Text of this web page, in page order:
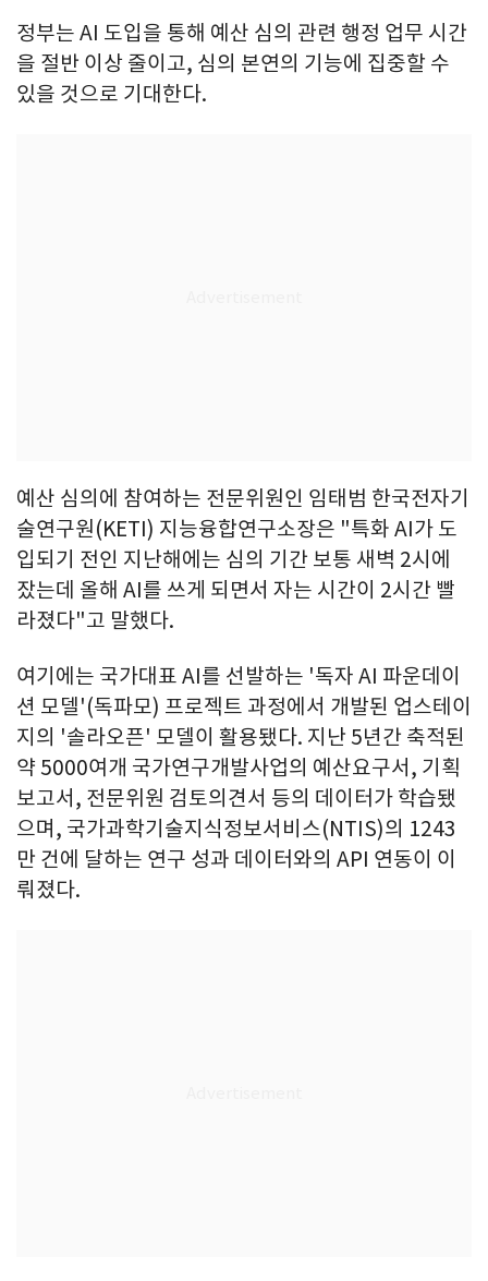
정부는 AI 도입을 통해 예산 심의 관련 행정 업무 시간
을 절반 이상 줄이고, 심의 본연의 기능에 집중할 수
있을 것으로 기대한다.
예산 심의에 참여하는 전문위원인 임태범 한국전자기
술연구원(KETI) 지능융합연구소장은 "특화 AI가 도
입되기 전인 지난해에는 심의 기간 보통 새벽 2시에
잤는데 올해 AI를 쓰게 되면서 자는 시간이 2시간 빨
라졌다"고 말했다.
여기에는 국가대표 AI를 선발하는 '독자 AI 파운데이
션 모델'(독파모) 프로젝트 과정에서 개발된 업스테이
지의 '솔라오픈' 모델이 활용됐다. 지난 5년간 축적된
약 5000여개 국가연구개발사업의 예산요구서, 기획
보고서, 전문위원 검토의견서 등의 데이터가 학습됐
으며, 국가과학기술지식정보서비스(NTIS)의 1243
만 건에 달하는 연구 성과 데이터와의 API 연동이 이
뤄졌다.